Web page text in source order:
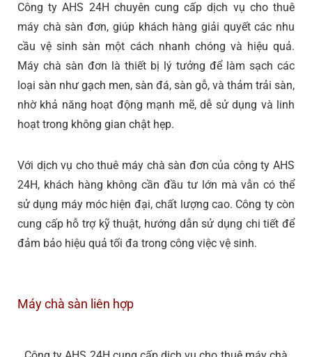
Công ty AHS 24H chuyên cung cấp dịch vụ cho thuê
máy chà sàn đơn, giúp khách hàng giải quyết các nhu
cầu vệ sinh sàn một cách nhanh chóng và hiệu quả.
Máy chà sàn đơn là thiết bị lý tưởng để làm sạch các
loại sàn như gạch men, sàn đá, sàn gỗ, và thảm trải sàn,
nhờ khả năng hoạt động mạnh mẽ, dễ sử dụng và linh
hoạt trong không gian chật hẹp.
Với dịch vụ cho thuê máy chà sàn đơn của công ty AHS
24H, khách hàng không cần đầu tư lớn mà vẫn có thể
sử dụng máy móc hiện đại, chất lượng cao. Công ty còn
cung cấp hỗ trợ kỹ thuật, hướng dẫn sử dụng chi tiết để
đảm bảo hiệu quả tối đa trong công việc vệ sinh.
Máy chà sàn liên hợp